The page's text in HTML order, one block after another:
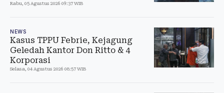
Rabu, 05 Agustus 2026 09:37 WIB
NEWS
Kasus TPPU Febrie, Kejagung
Geledah Kantor Don Ritto & 4
Korporasi
Selasa, 04 Agustus 2026 08:57 WIB